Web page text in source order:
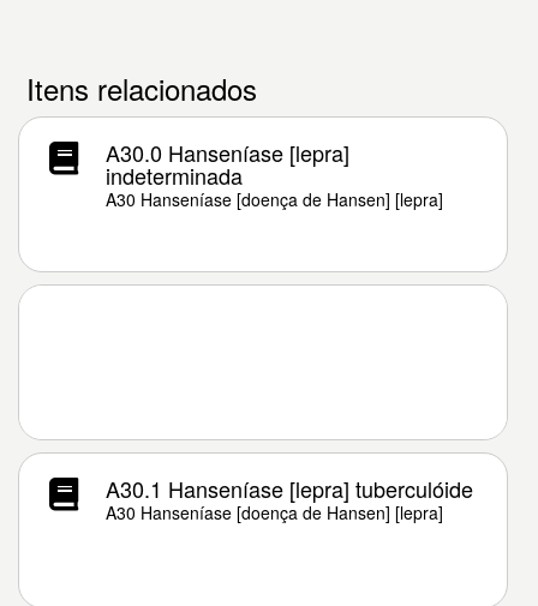
Itens relacionados
A30.0 Hanseníase [lepra]
indeterminada
A30 Hanseníase [doença de Hansen] [lepra]
A30.1 Hanseníase [lepra] tuberculóide
A30 Hanseníase [doença de Hansen] [lepra]